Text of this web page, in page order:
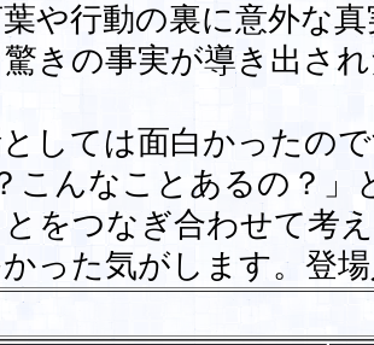
や行動の裏に意外な
きの事実が導き出さ
しては面白かったの
こんなことあるの？
をつなぎ合わせて考
った気がします。登